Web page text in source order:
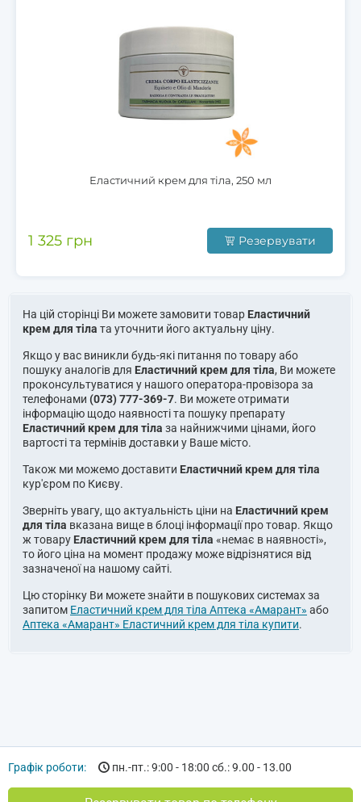
Еластичний крем для тіла, 250 мл
Резервувати
1 325 грн
На цій сторінці Ви можете замовити товар Еластичний
крем для тіла та уточнити його актуальну ціну.
Якщо у вас виникли будь-які питання по товару або
пошуку аналогів для Еластичний крем для тіла, Ви можете
проконсультуватися у нашого оператора-провізора за
телефонами (073) 777-369-7. Ви можете отримати
інформацію щодо наявності та пошуку препарату
Еластичний крем для тіла за найнижчими цінами, його
вартості та термінів доставки у Ваше місто.
Також ми можемо доставити Еластичний крем для тіла
кур'єром по Києву.
Зверніть увагу, що актуальність ціни на Еластичний крем
для тіла вказана вище в блоці інформації про товар. Якщо
ж товару Еластичний крем для тіла «немає в наявності»,
то його ціна на момент продажу може відрізнятися від
зазначеної на нашому сайті.
Цю сторінку Ви можете знайти в пошукових системах за
запитом Еластичний крем для тіла Аптека «Амарант» або
Аптека «Амарант» Еластичний крем для тіла купити.
Графік роботи: пн.-пт.: 9:00 - 18:00 сб.: 9.00 - 13.00